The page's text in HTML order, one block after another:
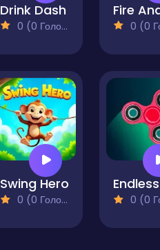
Drink Dash
0 (0 Голосів) 0 (0
Swing Hero
0 (0 Голосів) 0 (0